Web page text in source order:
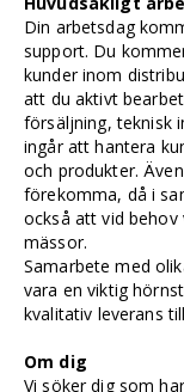
Din arbetsdag
support. Du
kunder inom
att du aktivt
försäljning, teknisk
ingår att hantera
och produkter.
förekomma, då i
också att vid behov
mässor.
Samarbete med
vara en viktig
kvalitativ leverans
Om dig
Vi söker dig som